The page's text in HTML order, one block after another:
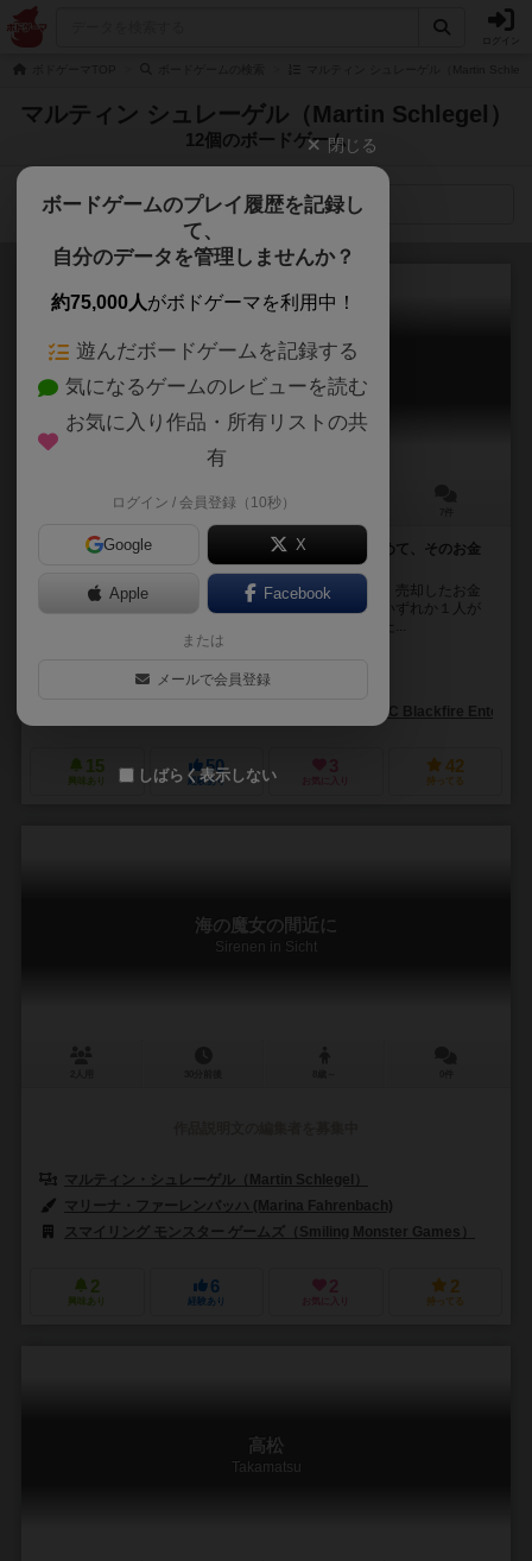
マルティン シュレーゲル（Martin Schlegel）
12個のボードゲーム
検索メニュー
ウェスト・オブ・アフリカ
West of Africa
60～90分
島々を巡り、栽培した作物を運び、売却し、お金を貯めて、そのお金
で入植地を建設するゲーム
カナリア諸島の７つの島で栽培、栽培した作物を売却、売却したお金
で入植地を建設して得点を稼いでいくボードゲーム。いずれか１人が
２５点を獲得するか、入植地駒２０個全てが建設された...
ハラルド・リースケ（Harald Lieske）
ADCブラックファイア・エンターテイメント（ADC Blackfire
15
興味あり
50
経験あり
3
お気に入り
42
持ってる
海の魔女の間近に
Sirenen in Sicht
マルティン・シュレーゲル（Martin Schlegel）
マリーナ・ファーレンバッハ (Marina Fahrenbach)
スマイリング モンスター ゲームズ（Smiling Monster Games）
2
興味あり
6
経験あり
2
お気に入り
2
持ってる
高松
Takamatsu
閉じる
ボードゲームのプレイ履歴を記録し
て、
自分のデータを管理しませんか？
約75,000人がボドゲーマを利用中！
遊んだボードゲームを記録する
気になるゲームのレビューを読む
お気に入り作品・所有リストの共
有
ログイン / 会員登録（10秒）
Google X
Apple Facebook
または
メールで会員登録
しばらく表示しない